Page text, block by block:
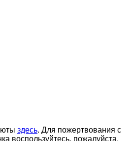
здесь. Для пожертвования с
воспользуйтесь, пожалуйста,